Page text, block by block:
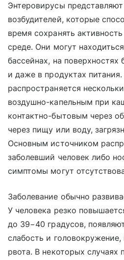
Энтеровирусы
возбудителей, которые
время сохранять
среде. Они могут
бассейнах, на
и даже в продуктах
распространяется
воздушно-капельным при
контактно-бытовым через
через пищу или воду,
Основным источником
заболевший человек либо
симптомы могут
Заболевание обычно
У человека резко
до 39−40 градусов,
слабость и головокружение,
рвота. В некоторых случаях